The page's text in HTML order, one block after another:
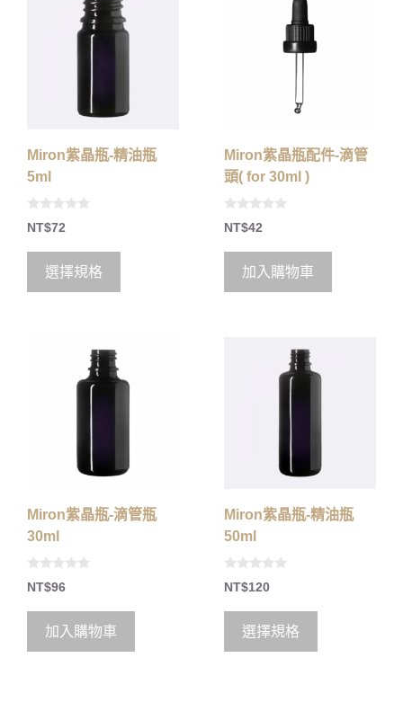
Miron紫晶瓶-精油瓶
5ml
0
o
5
NT$72
選擇規格
Miron紫晶瓶配件-滴管
頭( for 30ml )
0
o
5
NT$42
加入購物車
Miron紫晶瓶-滴管瓶
30ml
0
o
t
5
NT$96
加入購物車
Miron紫晶瓶-精油瓶
50ml
0
o
t
5
NT$120
選擇規格